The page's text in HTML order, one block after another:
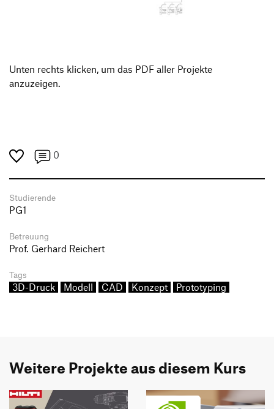
Unten rechts klicken, um das PDF aller Projekte
anzuzeigen.
0
Studierende
PG1
Betreuung
Prof. Gerhard Reichert
Tags
3D-Druck Modell CAD Konzept Prototyping
Weitere Projekte aus diesem Kurs